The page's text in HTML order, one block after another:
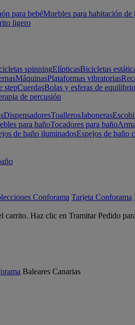
para bebéMuebles para habitación de
ligero
spinningElípticasBicicletas
MáquinasPlataformas vibratorias
stepCuerdasBolas y esferas de equilibrio
de percusión
DispensadoresToallerosJaboneras
para bañoTocadores para baño
de baño iluminadosEspejos de baño
Conforama Tarjeta Conforama
Haz clic en Tramitar Pedido
Baleares Canarias